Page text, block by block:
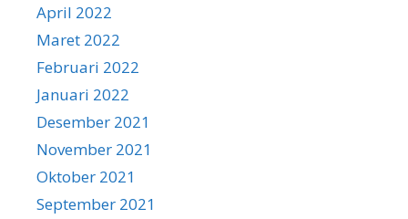
April 2022
Maret 2022
Februari 2022
Januari 2022
Desember 2021
November 2021
Oktober 2021
September 2021